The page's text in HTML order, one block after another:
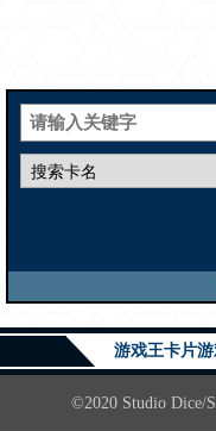
游戏王卡片
©2020 Studio Dice/